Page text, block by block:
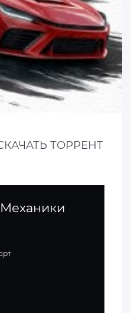
СКАЧАТЬ ТОРРЕНТ
Механики